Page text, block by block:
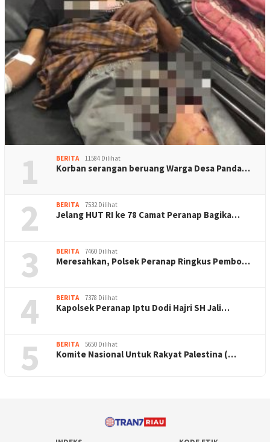
1 BERITA 11584 Dilihat
Korban serangan beruang Warga Desa Panda…
2 BERITA 7532 Dilihat
Jelang HUT RI ke 78 Camat Peranap Bagika…
3 BERITA 7460 Dilihat
Meresahkan, Polsek Peranap Ringkus Pembo…
4 BERITA 7378 Dilihat
Kapolsek Peranap Iptu Dodi Hajri SH Jali…
5 BERITA 5650 Dilihat
Komite Nasional Untuk Rakyat Palestina (…